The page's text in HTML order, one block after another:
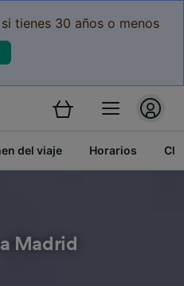
si tienes 30 años o menos
del viaje Horarios
Madrid